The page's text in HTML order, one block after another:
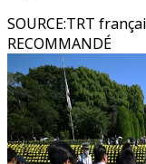
SOURCE:TRT
RECOMMANDÉ